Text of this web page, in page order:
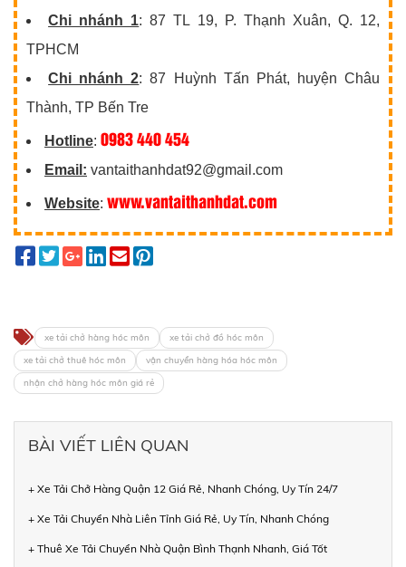
Chi nhánh 1: 87 TL 19, P. Thạnh Xuân, Q. 12,
TPHCM
Chi nhánh 2: 87 Huỳnh Tấn Phát, huyện Châu
Thành, TP Bến Tre
Hotline: 0983 440 454
Email: vantaithanhdat92@gmail.com
Website: www.vantaithanhdat.com
xe tải chở hàng hóc môn
xe tải chở đồ hóc môn
xe tải chở thuê hóc môn
vận chuyển hàng hóa hóc môn
nhận chở hàng hóc môn giá rẻ
BÀI VIẾT LIÊN QUAN
+ Xe Tải Chở Hàng Quận 12 Giá Rẻ, Nhanh Chóng, Uy Tín 24/7
+ Xe Tải Chuyển Nhà Liên Tỉnh Giá Rẻ, Uy Tín, Nhanh Chóng
+ Thuê Xe Tải Chuyển Nhà Quận Bình Thạnh Nhanh, Giá Tốt